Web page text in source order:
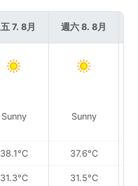
7. 8月
Sunny
38.1°C
31.3°C
週六 8. 8月
Sunny
37.6°C
31.5°C